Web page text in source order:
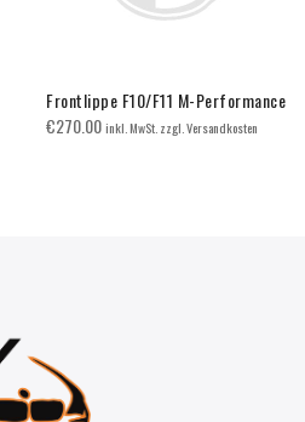
Frontlippe F10/F11 M-Performance
€270.00inkl. MwSt. zzgl. Versandkosten